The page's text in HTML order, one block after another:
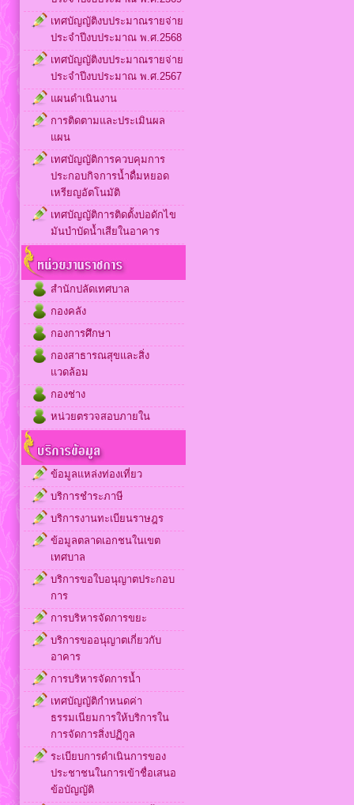
เทศบัญญัติงบประมาณรายจ่าย
ประจำปีงบประมาณ พ.ศ.2568
เทศบัญญัติงบประมาณรายจ่าย
ประจำปีงบประมาณ พ.ศ.2567
แผนดำเนินงาน
การติดตามและประเมินผล
แผน
เทศบัญญัติการควบคุมการ
ประกอบกิจการน้ำดื่มหยอด
เหรียญอัตโนมัติ
เทศบัญญัติการติดตั้งบ่อดักไข
มันบำบัดน้ำเสียในอาคาร
สำนักปลัดเทศบาล
กองคลัง
กองการศึกษา
กองสาธารณสุขและสิ่ง
แวดล้อม
กองช่าง
หน่วยตรวจสอบภายใน
ข้อมูลแหล่งท่องเที่ยว
บริการชำระภาษี
บริการงานทะเบียนราษฎร
ข้อมูลตลาดเอกชนในเขต
เทศบาล
บริการขอใบอนุญาตประกอบ
การ
การบริหารจัดการขยะ
บริการขออนุญาตเกี่ยวกับ
อาคาร
การบริหารจัดการน้ำ
เทศบัญญัติกำหนดค่า
ธรรมเนียมการให้บริการใน
การจัดการสิ่งปฏิกูล
ระเบียบการดำเนินการของ
ประชาชนในการเข้าชื่อเสนอ
ข้อบัญญัติ